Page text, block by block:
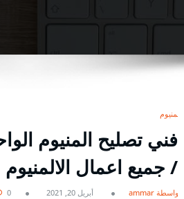
المنيوم
/ جميع اعمال
بواسطة ammar أبريل 20, 2021 0